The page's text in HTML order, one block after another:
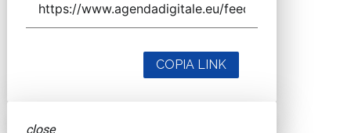
COPIA LINK
close